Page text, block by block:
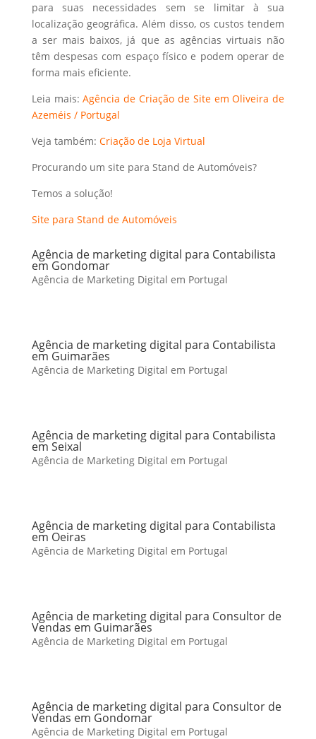
para suas necessidades sem se limitar à sua
localização geográfica. Além disso, os custos tendem
a ser mais baixos, já que as agências virtuais não
têm despesas com espaço físico e podem operar de
forma mais eficiente.
Leia mais:Agência de Criação de Site em Oliveira de
Azeméis / Portugal
Veja também: Criação de Loja Virtual
Procurando um site para Stand de Automóveis?
Temos a solução!
Site para Stand de Automóveis
Agência de marketing digital para Contabilista
em Gondomar
Agência de Marketing Digital em Portugal
Agência de marketing digital para Contabilista
em Guimarães
Agência de Marketing Digital em Portugal
Agência de marketing digital para Contabilista
em Seixal
Agência de Marketing Digital em Portugal
Agência de marketing digital para Contabilista
em Oeiras
Agência de Marketing Digital em Portugal
Agência de marketing digital para Consultor de
Vendas em Guimarães
Agência de Marketing Digital em Portugal
Agência de marketing digital para Consultor de
Vendas em Gondomar
Agência de Marketing Digital em Portugal